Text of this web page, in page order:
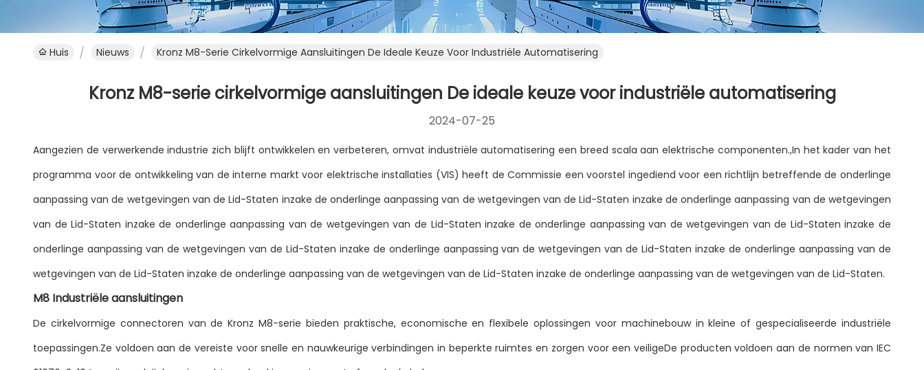
Huis Nieuws Kronz M8-Serie Cirkelvormige Aansluitingen De Ideale Keuze Voor Industriële Automatisering
Kronz M8-serie cirkelvormige aansluitingen De ideale keuze voor industriële automatisering
2024-07-25
Aangezien de verwerkende industrie zich blijft ontwikkelen en verbeteren, omvat industriële automatisering een breed scala aan elektrische componenten.,In het kader van het
programma voor de ontwikkeling van de interne markt voor elektrische installaties (VIS) heeft de Commissie een voorstel ingediend voor een richtlijn betreffende de onderlinge
aanpassing van de wetgevingen van de Lid-Staten inzake de onderlinge aanpassing van de wetgevingen van de Lid-Staten inzake de onderlinge aanpassing van de wetgevingen
van de Lid-Staten inzake de onderlinge aanpassing van de wetgevingen van de Lid-Staten inzake de onderlinge aanpassing van de wetgevingen van de Lid-Staten inzake de
onderlinge aanpassing van de wetgevingen van de Lid-Staten inzake de onderlinge aanpassing van de wetgevingen van de Lid-Staten inzake de onderlinge aanpassing van de
wetgevingen van de Lid-Staten inzake de onderlinge aanpassing van de wetgevingen van de Lid-Staten inzake de onderlinge aanpassing van de wetgevingen van de Lid-Staten.
M8 Industriële aansluitingen
De cirkelvormige connectoren van de Kronz M8-serie bieden praktische, economische en flexibele oplossingen voor machinebouw in kleine of gespecialiseerde industriële
toepassingen.Ze voldoen aan de vereiste voor snelle en nauwkeurige verbindingen in beperkte ruimtes en zorgen voor een veiligeDe producten voldoen aan de normen van IEC